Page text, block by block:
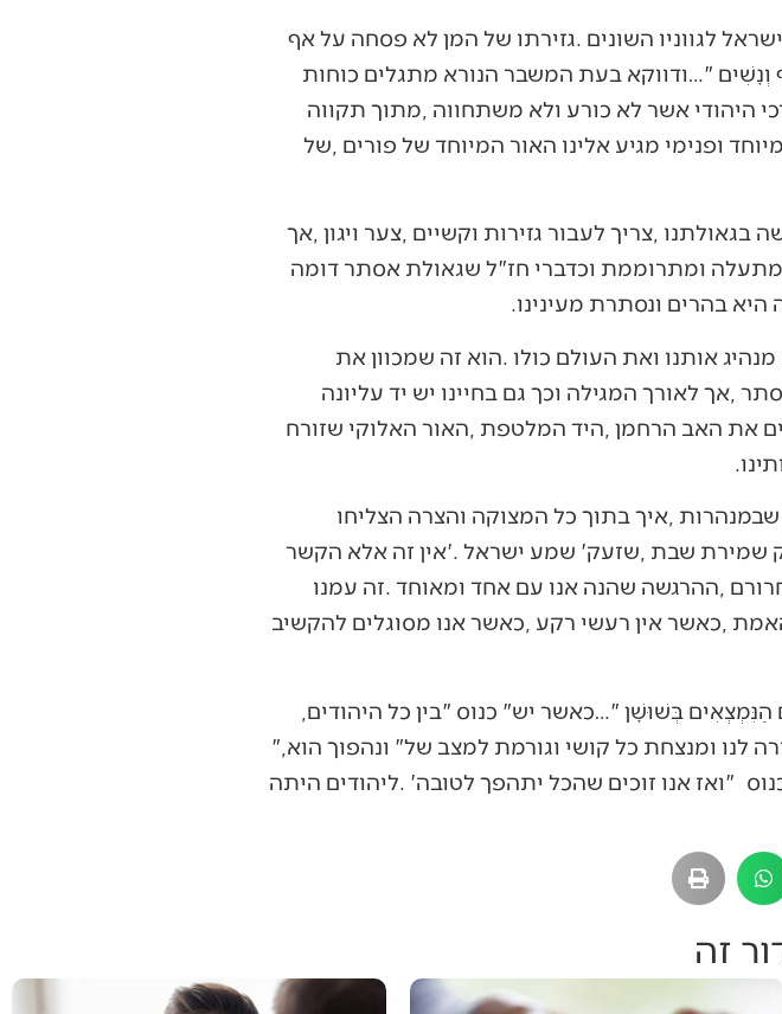
‬למרות‭ ‬ההבדלים‭ ‬ולמרות‭ ‬הגוונים‭ ‬השונים‭. ‬פעולת‭ ‬הכנוס‭ ‬מאירה‭ ‬לנו‭ ‬ומנצחת‭ ‬כל‭ ‬קושי‭ ‬וגורמת‭ ‬למצב‭ ‬של‭ ‬‮"‬ונהפוך‭ ‬הוא‮"‬‭,
זה